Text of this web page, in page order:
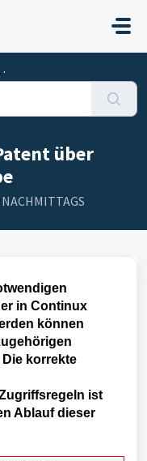
über
in Continux
können
korrekte
ist
Ablauf dieser